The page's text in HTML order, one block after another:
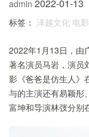
admin 2022-01-13
标签： 泽越文化 电影
2022年1月13日，由
著名演员马岩，演员
影《爸爸是仿生人》
与的主演还有易颖彤、
富坤和导演林弢分别